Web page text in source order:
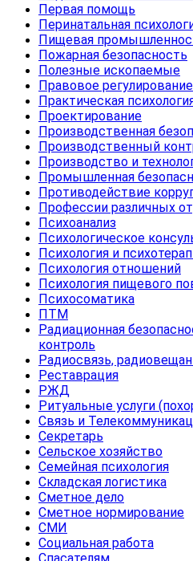
Первая помощь
Перинатальная
Пищевая
Пожарная безопасность
Полезные ископаемые
Правовое регулирование
Практическая
Проектирование
Производственная
Производственный
Производство и
Промышленная
Противодействие
Профессии различных
Психоанализ
Психологическое
Психология и
Психология отношений
Психология пищевого
Психосоматика
ПТМ
Радиационная
контроль
Радиосвязь,
Реставрация
РЖД
Ритуальные услуги
Связь и
Секретарь
Сельское хозяйство
Семейная психология
Складская логистика
Сметное дело
Сметное нормирование
СМИ
Социальная работа